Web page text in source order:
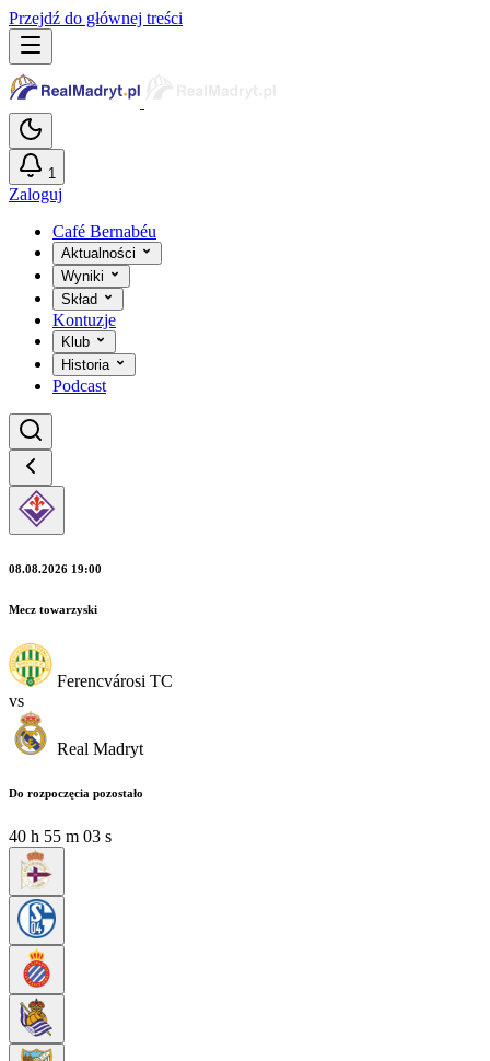
Przejdź do głównej treści
1
Zaloguj
Café Bernabéu
Aktualności
Wyniki
Skład
Kontuzje
Klub
Historia
Podcast
08.08.2026 19:00
Mecz towarzyski
Ferencvárosi TC
vs
Real Madryt
Do rozpoczęcia pozostało
40 h 55 m 01 s